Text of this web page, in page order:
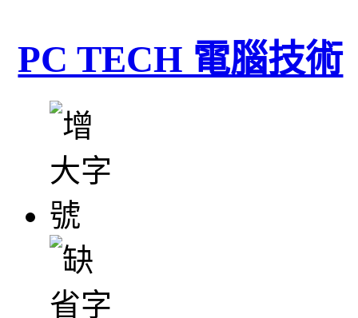
PC TECH 電腦技術